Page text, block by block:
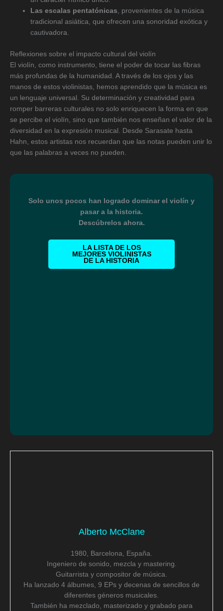
Las escalas pentatónicas, provenientes de la música
tradicional asiática, que ofrecen una sonoridad exótica y
cautivadora.
Reflexiones sobre el impacto cultural del violín
El violín, como instrumento, tiene el poder de tocar las fibras
más profundas de la humanidad. A través de los ojos y las
manos de estos violinistas, hemos aprendido que la música es
un lenguaje universal. Su determinación y creatividad para
romper barreras culturales no solo enriquecen la forma en que
se percibe el violín, sino que también nos enseñan el valor de la
diversidad en la expresión musical. Desde Sarasate hasta
Hahn, estos artistas nos recuerdan que las notas pueden unir lo
que las palabras a veces no pueden.
Solo unos pocos han logrado dominar el violín y
pasar a la historia.
Descúbrelos ahora.
LA LISTA DE LOS
MEJORES VIOLINISTAS
DE LA HISTORIA
Alberto McClane
1980, Barcelona, España.
Ingeniero de sonido, mezcla y mastering.
Guitarrista y compositor de música.
Ha lanzado 4 álbumes, 9 EPs y decenas de sencillos de
diferentes géneros musicales.
También ha mezclado, masterizado y grabado para